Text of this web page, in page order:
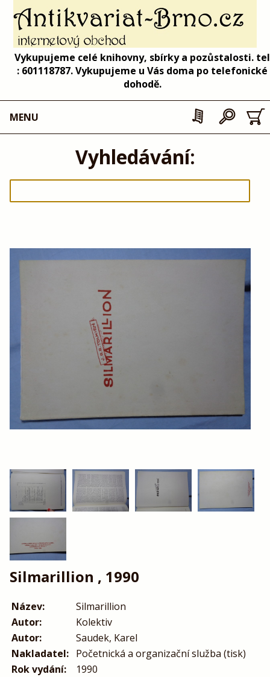
Vykupujeme celé knihovny, sbírky a pozůstalosti. tel
: 601118787. Vykupujeme u Vás doma po telefonické
dohodě.
MENU
Vyhledávání:
Silmarillion , 1990
Název:
Silmarillion
Autor:
Kolektiv
Autor:
Saudek, Karel
Nakladatel: Početnická a organizační služba (tisk)
Rok vydání:
1990